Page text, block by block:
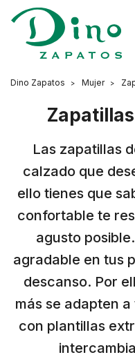
Dino Zapatos Mujer
Las zapatillas
calzado que
ello tienes que
confortable te
agusto
agradable en tus
descanso. Por
más se adapten
con plantillas